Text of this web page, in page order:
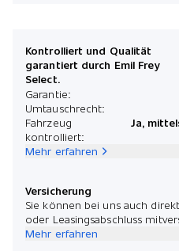
Kontrolliert und Qualität
garantiert durch Emil Frey
Select.
Garantie:
Umtauschrecht:
Fahrzeug
kontrolliert:
Ja,
Mehr erfahren
Versicherung
Sie können bei uns auch
oder Leasingsabschluss
Mehr erfahren